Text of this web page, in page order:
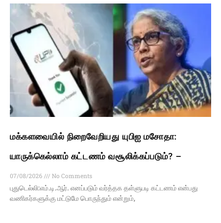
மக்களவையில் நிறைவேறியது யுபிஐ மசோதா:
யாருக்கெல்லாம் கட்டணம் வசூலிக்கப்படும்? –
07/08/2026
No Comments
புதுடெல்லி:எம்.டி.ஆர். எனப்படும் வர்த்தக தள்ளுபடி கட்டணம் என்பது
வணிகர்களுக்கு மட்டுமே பொருந்தும் என்றும்,